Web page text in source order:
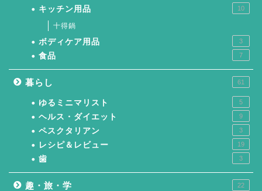
キッチン用品 10
十得鍋
ボディケア用品 3
食品 7
暮らし 61
ゆるミニマリスト 5
ヘルス・ダイエット 9
ペスクタリアン 3
レシピ＆レビュー 19
歯 3
趣・旅・学 22